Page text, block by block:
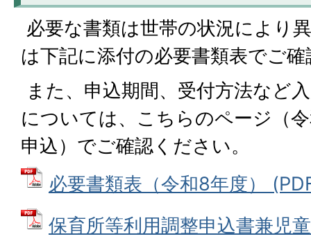
必要な書類は世帯の状況により
は下記に添付の必要書類表でご
また、申込期間、受付方法など
については、 こちらのページ（
申込） でご確認ください。
必要書類表（令和8年度）
保育所等利用調整申込書兼児